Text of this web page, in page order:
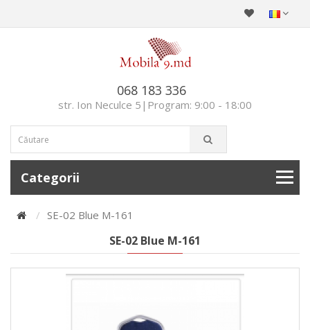
068 183 336
str. Ion Neculce 5|Program: 9:00 - 18:00
Categorii
SE-02 Blue M-161
SE-02 Blue M-161